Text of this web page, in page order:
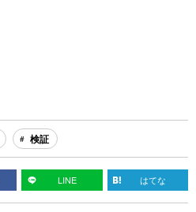
検証
LINE はてな